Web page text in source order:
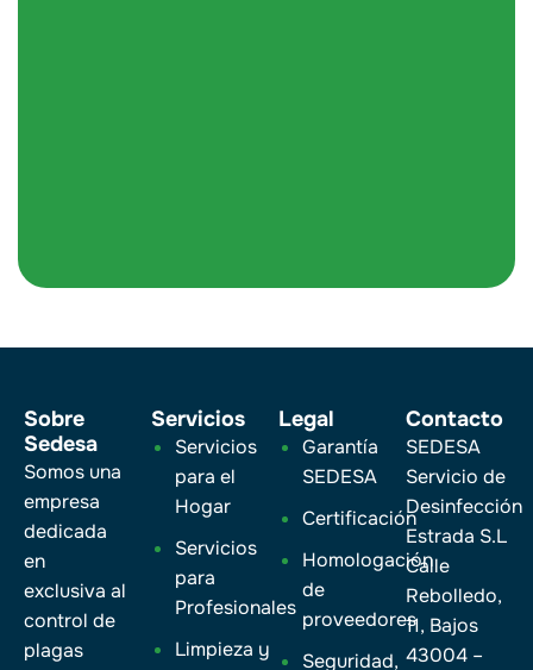
Sobre
Sedesa
Somos una
empresa
dedicada
en
exclusiva al
control de
plagas
Servicios
Servicios
para el
Hogar
Servicios
para
Profesionales
Limpieza y
Legal
Garantía
SEDESA
Certificación
Homologación
de
proveedores
Seguridad,
Contacto
SEDESA
Servicio de
Desinfección
Estrada S.L
Calle
Rebolledo,
11, Bajos
43004 –